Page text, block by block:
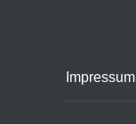
Impressum